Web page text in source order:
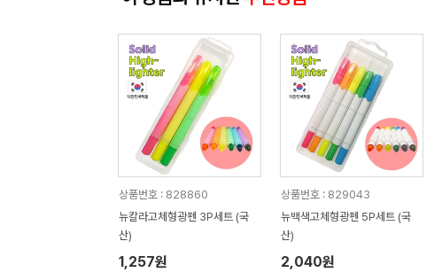
상품번호 : 828860
뉴칼라고체형광펜 3P세트 (국
산)
1,257원
상품번호 : 829043
뉴백색고체형광펜 5P세트 (국
산)
2,040원